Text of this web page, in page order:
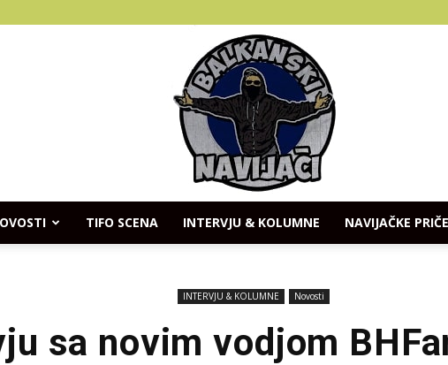
TIFO SCENA INTERVJU & KOLUMNE NAVIJAČKE PRIČE
INTERVJU & KOLUMNE Novosti
sa novim vodjom